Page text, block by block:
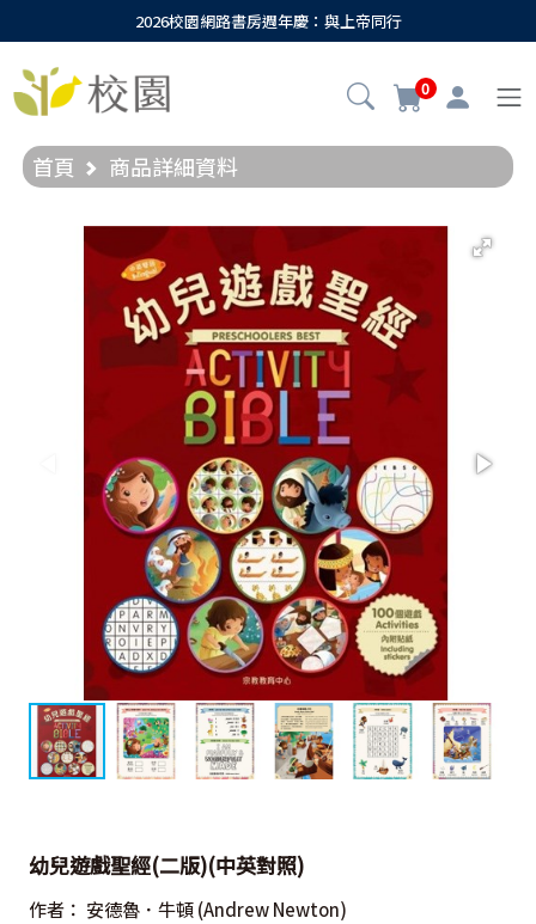
2026校園網路書房週年慶：與上帝同行
0
首頁 商品詳細資料
幼兒遊戲聖經(二版)(中英對照)
作者： 安德魯．牛頓 (Andrew Newton)